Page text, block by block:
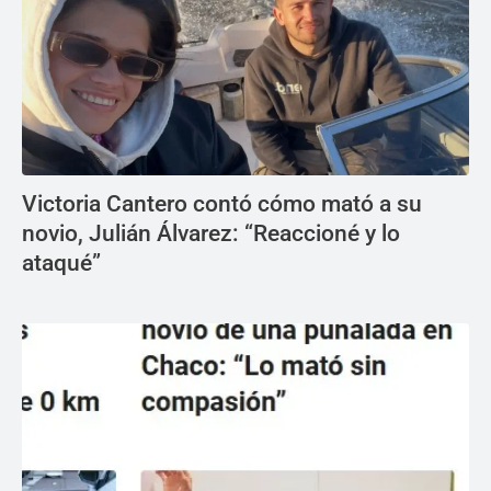
Victoria Cantero contó cómo mató a su
novio, Julián Álvarez: “Reaccioné y lo
ataqué”